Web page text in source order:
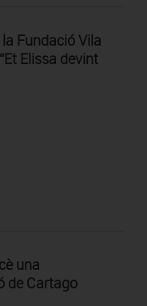
Fundació Vila
Elissa devint
una
de Cartago